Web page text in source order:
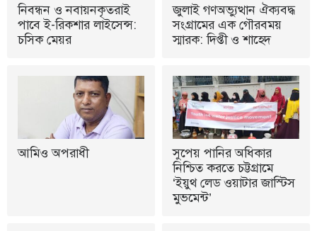
নিবন্ধন ও নবায়নকৃতরাই
পাবে ই-রিকশার লাইসেন্স:
চসিক মেয়র
জুলাই গণঅভ্যুত্থান ঐক্যবদ্ধ
সংগ্রামের এক গৌরবময়
স্মারক: দিপ্তী ও শাহেদ
আমিও অপরাধী
সুপেয় পানির অধিকার
নিশ্চিত করতে চট্টগ্রামে
‘ইয়ুথ লেড ওয়াটার জাস্টিস
মুভমেন্ট’